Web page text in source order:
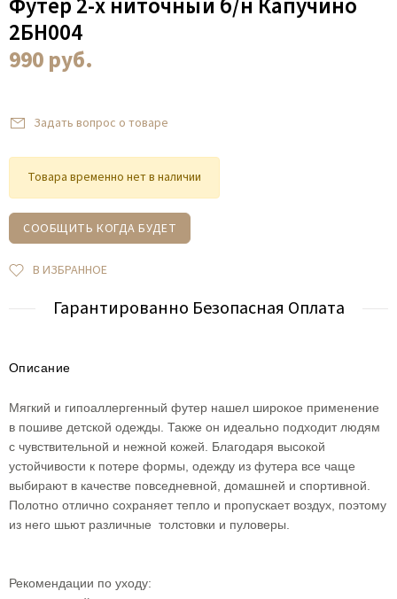
2БН004
990руб.
Задать вопрос о товаре
Товара временно нет в наличии
СООБЩИТЬ КОГДА БУДЕТ
В ИЗБРАННОЕ
Гарантированно Безопасная Оплата
Описание
Мягкий и гипоаллергенный футер нашел широкое применение
в пошиве детской одежды. Также он идеально подходит людям
с чувствительной и нежной кожей. Благодаря высокой
устойчивости к потере формы, одежду из футера все чаще
выбирают в качестве повседневной, домашней и спортивной.
Полотно отлично сохраняет тепло и пропускает воздух, поэтому
из него шьют различные толстовки и пуловеры.
Рекомендации по уходу: